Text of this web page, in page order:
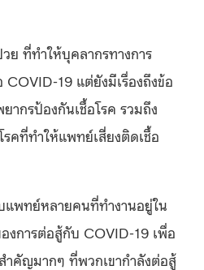
ย ที่ทำให้บุคลากรทางการ
19 แต่ยังมีเรื่องถึงข้อ
ากรป้องกันเชื้อโรค รวมถึง
คที่ทำให้แพทย์เสี่ยงติดเชื้อ
พทย์หลายคนที่ทำงานอยู่ใน
งการต่อสู้กับ COVID-19 เพื่อ
คัญมากๆ ที่พวกเขากำลังต่อสู้